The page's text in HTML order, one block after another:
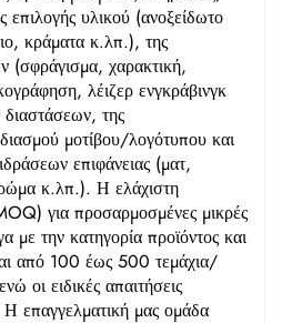
επιλογής υλικού (ανοξείδωτο
κράματα κ.λπ.), της
(σφράγισμα, χαρακτική,
λέιζερ ενγκράβινγκ
της
μοτίβου/λογότυπου και
επιφάνειας (ματ,
κ.λπ.). Η ελάχιστη
για προσαρμοσμένες μικρές
με την κατηγορία προϊόντος και
από 100 έως 500 τεμάχια/
οι ειδικές απαιτήσεις
επαγγελματική μας ομάδα